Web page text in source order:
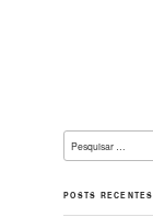
Pesquisar
por:
POSTS RECENTES